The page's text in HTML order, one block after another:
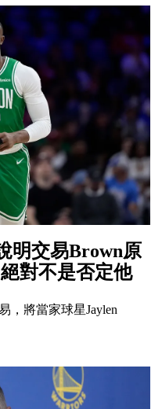
明交易Brown原
對不是否定他
，將當家球星Jaylen